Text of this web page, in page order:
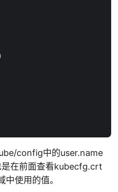
config中的user.name
在前面查看kubecfg.crt
使用的值。